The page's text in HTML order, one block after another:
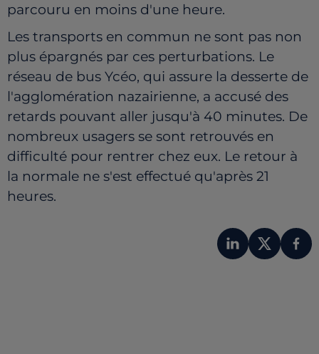
parcouru en moins d'une heure.
Les transports en commun ne sont pas non
plus épargnés par ces perturbations. Le
réseau de bus Ycéo, qui assure la desserte de
l'agglomération nazairienne, a accusé des
retards pouvant aller jusqu'à 40 minutes. De
nombreux usagers se sont retrouvés en
difficulté pour rentrer chez eux. Le retour à
la normale ne s'est effectué qu'après 21
heures.